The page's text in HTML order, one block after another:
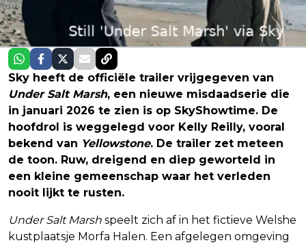
Sky heeft de officiële trailer vrijgegeven van
Under Salt Marsh, een nieuwe misdaadserie die
in januari 2026 te zien is op SkyShowtime. De
hoofdrol is weggelegd voor Kelly Reilly, vooral
bekend van Yellowstone. De trailer zet meteen
de toon. Ruw, dreigend en diep geworteld in
een kleine gemeenschap waar het verleden
nooit lijkt te rusten.
Under Salt Marsh speelt zich af in het fictieve Welshe
kustplaatsje Morfa Halen. Een afgelegen omgeving